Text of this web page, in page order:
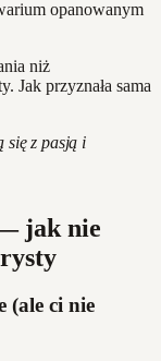
niż
Jak przyznała sama
się z pasją i
jak nie
(ale ci nie